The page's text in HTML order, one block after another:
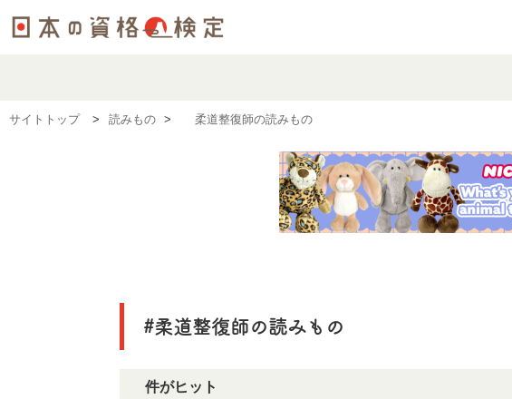
サイトトップ 読みもの #柔道整復師の読みもの
#柔道整復師の読みもの
1件がヒット